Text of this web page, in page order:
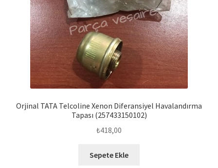
Orjinal TATA Telcoline Xenon Diferansiyel Havalandırma
Tapası (257433150102)
₺418,00
Sepete Ekle